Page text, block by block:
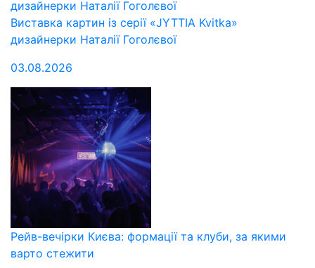
Виставка картин із серії «JYTTIA Kvitka»
дизайнерки Наталії Гоголєвої
03.08.2026
Рейв-вечірки Києва: формації та клуби, за якими
варто стежити